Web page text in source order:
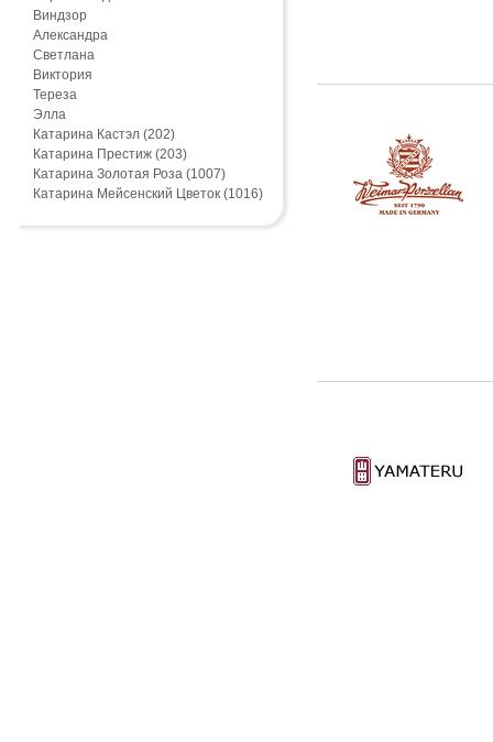
Виндзор
Александра
Светлана
Виктория
Тереза
Элла
Катарина Кастэл (202)
Катарина Престиж (203)
Катарина Золотая Роза (1007)
Катарина Мейсенский Цветок (1016)